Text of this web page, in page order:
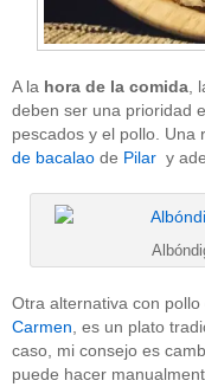
A la hora de la comida
deben ser una prioridad
pescados y el pollo. Una
de bacalao de Pilar y
Otra alternativa con pollo
Carmen , es un plato
caso, mi consejo es
puede hacer